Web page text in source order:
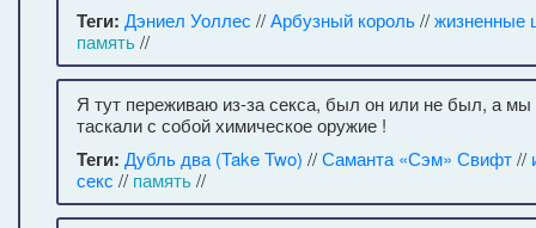
Теги: Дэниел Уоллес //Арбузный король//жизненные
память//
Я тут переживаю из-за секса, был он или не был, а мы
таскали с собой химическое оружие !
Теги: Дубль два (Take Two) //Саманта «Сэм» Свифт//
секс // память//